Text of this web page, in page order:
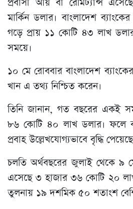
প্রবাসী আয় বা রেমিট্যান্স
মার্কিন ডলার। বাংলাদেশ
গড়ে প্রায় ১১ কোটি ৪৩ লাখ
সময়ে।
১০ মে রোববার বাংলাদেশ
খান এ তথ্য নিশ্চিত করেন।
তিনি জানান, গত বছরের একই
৮৬ কোটি ৪০ লাখ ডলার। ফলে
প্রবাহ উল্লেখযোগ্যভাবে বৃদ্ধি
চলতি অর্থবছরের জুলাই থেকে ৯
এসেছে ৩ হাজার ৩৬ কোটি ২০
তুলনায় ১৯ দশমিক ৫০ শতাংশ